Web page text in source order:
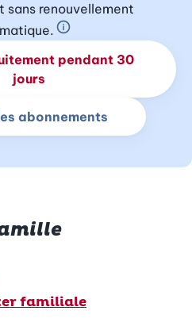
renouvellement
En savoir plus sur
pendant 30
jours
abonnements
familiale